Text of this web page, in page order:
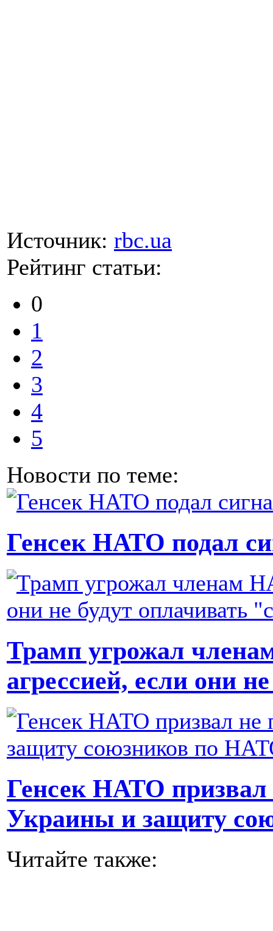
Источник: rbc.ua
Рейтинг статьи:
0
1
2
3
4
5
Новости по теме:
Генсек НАТО подал
Трамп угрожал
агрессией, если они
Генсек НАТО призвал
Украины и защиту
Читайте также: